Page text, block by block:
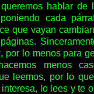
hablar de
cada
que vayan
por lo menos para
menos
leemos, por lo
lo lees y te